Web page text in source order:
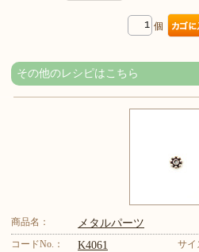
個
その他のレシピはこちら
商品名： メタルパーツ
コードNo.： K4061 サイ